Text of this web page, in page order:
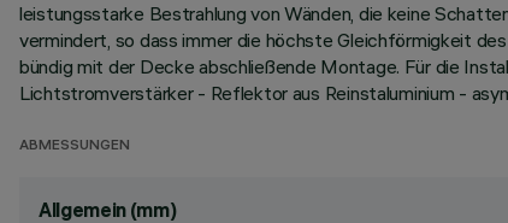
leistungsstarke Bestrahlung von Wänden, die keine
vermindert, so dass immer die höchste Gleichförmigkeit
bündig mit der Decke abschließende Montage. Für die
Lichtstromverstärker - Reflektor aus Reinstaluminium -
ABMESSUNGEN
Allgemein (mm)